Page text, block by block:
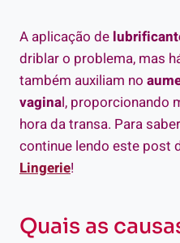
A aplicação de
driblar o problema, mas
também auxiliam no
vaginal, proporcionando
hora da transa. Para
continue lendo este post
Lingerie!
Quais as